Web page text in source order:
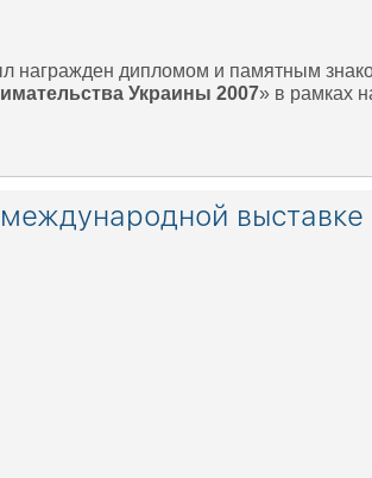
награжден дипломом и памятным
Украины 2007» в рамках